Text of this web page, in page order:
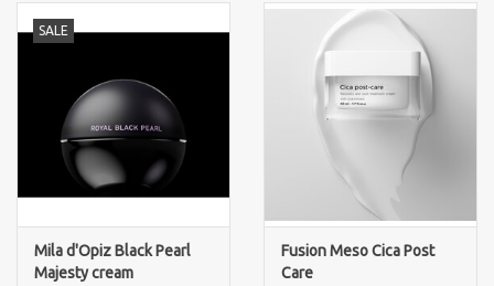
SALE
Mila d'Opiz Black Pearl
Majesty cream
Fusion Meso Cica Post
Care